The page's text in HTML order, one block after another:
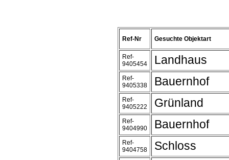
Ref-Nr Gesuchte Objektart
Ref-
9405454
Landhaus
Ref-
9405338
Bauernhof
Ref-
9405222
Grünland
Ref-
9404990
Bauernhof
Ref-
9404758
Schloss